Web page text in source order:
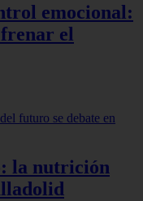
emocional:
el
la nutrición